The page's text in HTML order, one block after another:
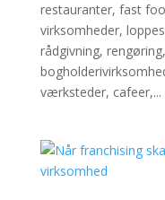
restauranter, fast
virksomheder,
rådgivning,
værksteder, cafeer,...